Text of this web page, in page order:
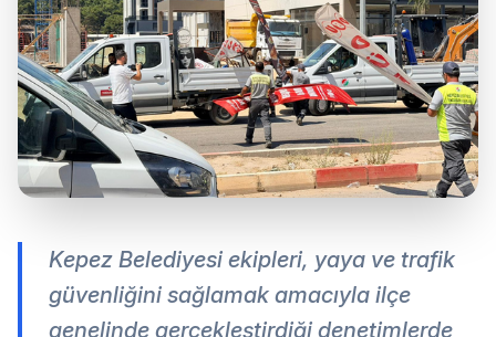
Kepez Belediyesi ekipleri, yaya ve trafik
güvenliğini sağlamak amacıyla ilçe
genelinde gerçekleştirdiği denetimlerde